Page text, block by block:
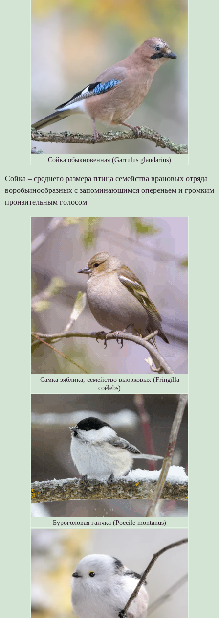
Сойка обыкновенная (Garrulus glandarius)
Сойка – среднего размера птица семейства врановых отряда
воробьинообразных с запоминающимся опереньем и громким
пронзительным голосом.
Самка зяблика, семейство вьюрковых (Fringílla
coélebs)
Буроголовая гаичка (Poecile montanus)